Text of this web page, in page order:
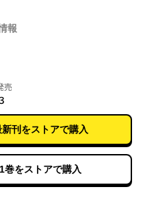
報
年04月23日
売
新刊をストアで購入
1巻をストアで購入